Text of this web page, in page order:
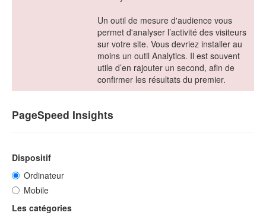
Un outil de mesure d'audience vous
permet d'analyser l’activité des visiteurs
sur votre site. Vous devriez installer au
moins un outil Analytics. Il est souvent
utile d’en rajouter un second, afin de
confirmer les résultats du premier.
PageSpeed Insights
Dispositif
Ordinateur
Mobile
Les catégories